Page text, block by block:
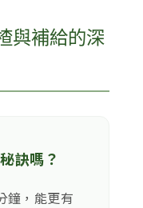
與補給的深
訣嗎？
鐘，能更有